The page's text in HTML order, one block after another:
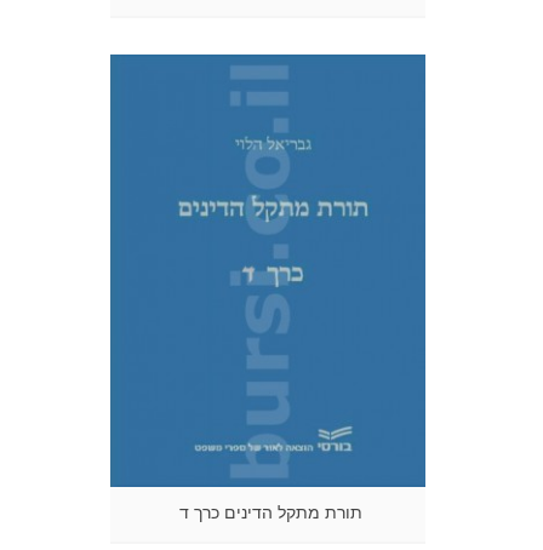
תורת מתקל הדינים כרך ד